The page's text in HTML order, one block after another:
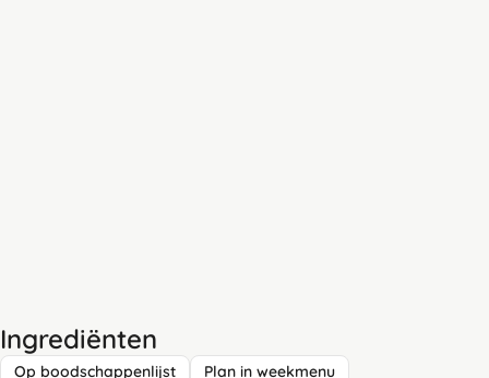
Ingrediënten
Op boodschappenlijst Plan in weekmenu